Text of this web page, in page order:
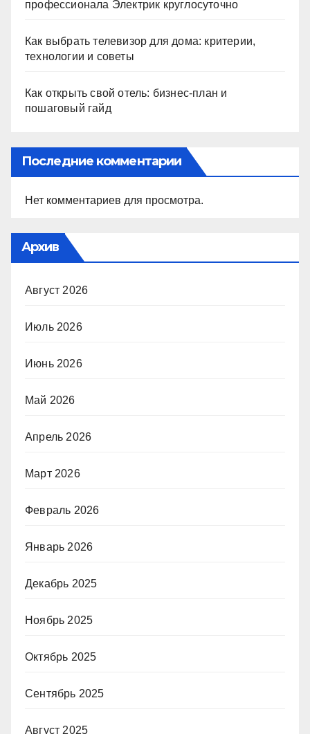
профессионала Электрик круглосуточно
Как выбрать телевизор для дома: критерии,
технологии и советы
Как открыть свой отель: бизнес-план и
пошаговый гайд
Последние комментарии
Нет комментариев для просмотра.
Архив
Август 2026
Июль 2026
Июнь 2026
Май 2026
Апрель 2026
Март 2026
Февраль 2026
Январь 2026
Декабрь 2025
Ноябрь 2025
Октябрь 2025
Сентябрь 2025
Август 2025